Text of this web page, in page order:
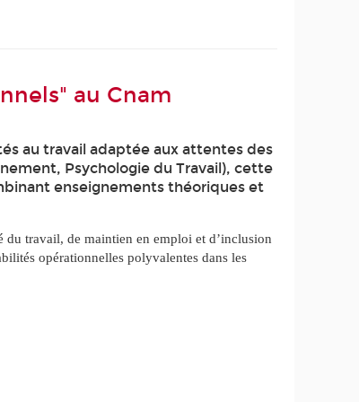
au Cnam
au travail adaptée aux attentes des
Psychologie du Travail), cette
enseignements théoriques et
travail, de maintien en emploi et d’inclusion
opérationnelles polyvalentes dans les